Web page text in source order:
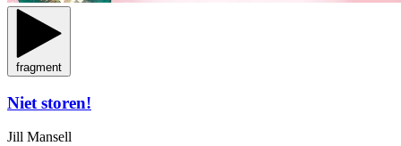
fragment
Niet storen!
Jill Mansell